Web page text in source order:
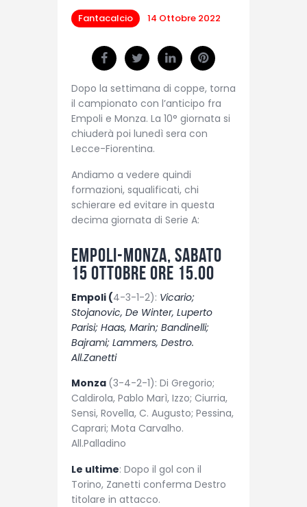
Fantacalcio 14 Ottobre 2022
Dopo la settimana di coppe, torna
il campionato con l’anticipo fra
Empoli e Monza. La 10° giornata si
chiuderà poi lunedì sera con
Lecce-Fiorentina.
Andiamo a vedere quindi
formazioni, squalificati, chi
schierare ed evitare in questa
decima giornata di Serie A:
Empoli-Monza, sabato
15 ottobre ore 15.00
Empoli (4-3-1-2): Vicario;
Stojanovic, De Winter, Luperto
Parisi; Haas, Marin; Bandinelli;
Bajrami; Lammers, Destro.
All.Zanetti
Monza (3-4-2-1): Di Gregorio;
Caldirola, Pablo Marì, Izzo; Ciurria,
Sensi, Rovella, C. Augusto; Pessina,
Caprari; Mota Carvalho.
All.Palladino
Le ultime: Dopo il gol con il
Torino, Zanetti conferma Destro
titolare in attacco.